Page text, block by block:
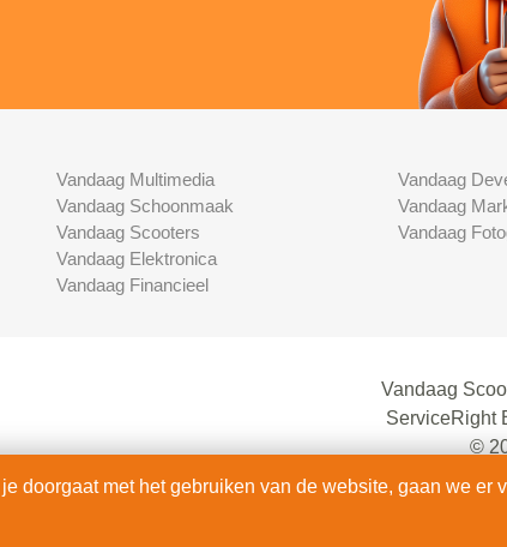
Vandaag Multimedia
Vandaag Schoonmaak
Vandaag Scooters
Vandaag Elektronica
Vandaag Financieel
Vandaag
Vandaag
Vandaag
Vandaag
ServiceRight
©
alle
doorgaat met het gebruiken van de website, gaan we er